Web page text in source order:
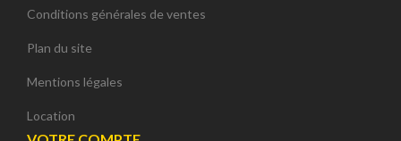
Conditions générales de ventes
Plan du site
Mentions légales
Location